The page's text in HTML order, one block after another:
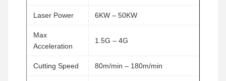
Laser Power 6KW – 50KW
Max
Acceleration
1.5G – 4G
Cutting Speed 80m/min – 180m/min